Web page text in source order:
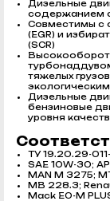
Дизельные
содержанием
Совместимы с
(EGR) и
(SCR)
тяжелых
Дизельные
бензиновые
уровня
ТУ 19.20.29-
SAE 10W-30;
MAN M 3275;
MB 228.3;
Mack EO-M